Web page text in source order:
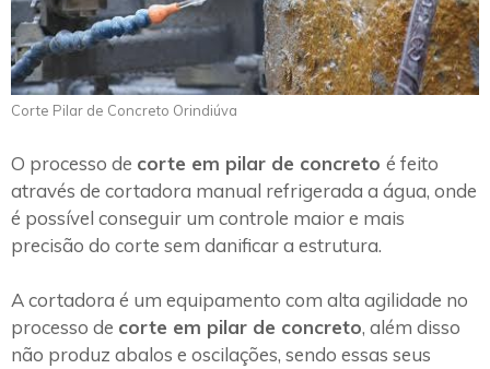
Corte Pilar de Concreto Orindiúva
O processo de corte em pilar de concreto é feito
através de cortadora manual refrigerada a água, onde
é possível conseguir um controle maior e mais
precisão do corte sem danificar a estrutura.
A cortadora é um equipamento com alta agilidade no
processo de corte em pilar de concreto, além disso
não produz abalos e oscilações, sendo essas seus